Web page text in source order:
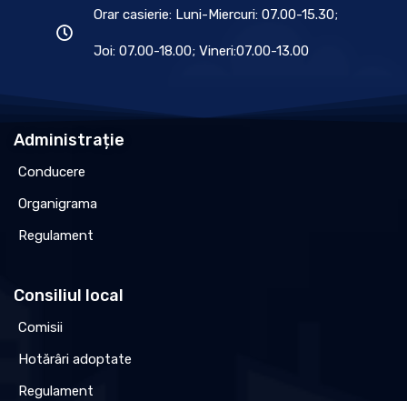
Orar casierie: Luni-Miercuri: 07.00-15.30;
Joi: 07.00-18.00; Vineri:07.00-13.00
Administrație
Conducere
Organigrama
Regulament
Consiliul local
Comisii
Hotărâri adoptate
Regulament